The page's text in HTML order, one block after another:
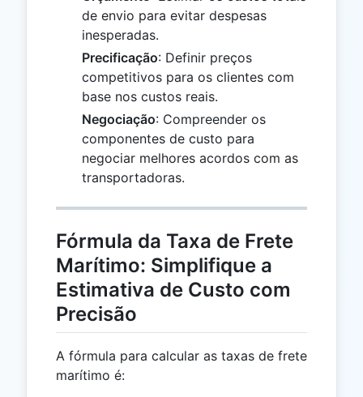
de envio para evitar despesas
inesperadas.
Precificação: Definir preços
competitivos para os clientes com
base nos custos reais.
Negociação: Compreender os
componentes de custo para
negociar melhores acordos com as
transportadoras.
Fórmula da Taxa de Frete
Marítimo: Simplifique a
Estimativa de Custo com
Precisão
A fórmula para calcular as taxas de frete
marítimo é: